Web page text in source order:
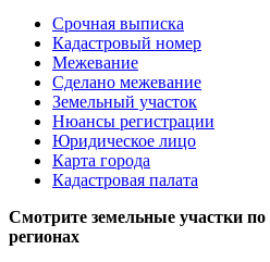
Срочная выписка
Кадастровый номер
Межевание
Сделано межевание
Земельный участок
Нюансы регистрации
Юридическое лицо
Карта города
Кадастровая палата
Смотрите земельные участки по
регионах